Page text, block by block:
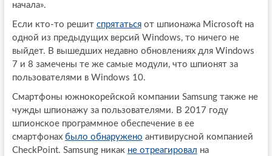
начала».
Если кто-то решит спрятатьсяот шпионажа Microsoft на
одной из предыдущих версий Windows, то ничего не
выйдет. В вышедших недавно обновлениях для Windows
7 и 8 замечены те же самые модули, что шпионят за
пользователями в Windows 10.
Смартфоны южнокорейской компании Samsung также не
чужды шпионажу за пользователями. В 2017 году
шпионское программное обеспечение в ее
смартфонах было обнаружено антивирусной компанией
CheckPoint. Samsung никак не отреагировал на